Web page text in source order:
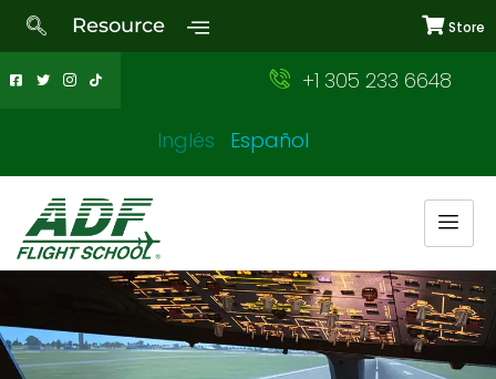
Resource Store
+1 305 233 6648
Inglés Español